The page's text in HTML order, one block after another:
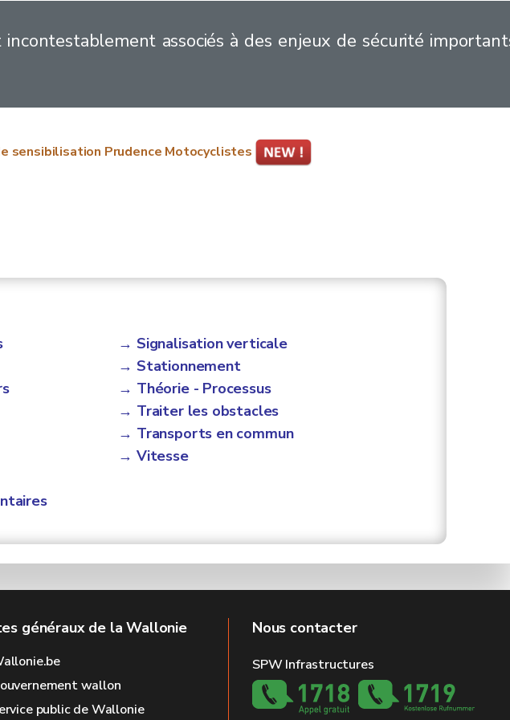
associés à des enjeux de sécurité
sensibilisation Prudence Motocyclistes
→ Signalisation verticale
→ Stationnement
→ Théorie - Processus
→ Traiter les obstacles
→ Transports en commun
→ Vitesse
généraux de la Wallonie
wallon
public de Wallonie
Nous contacter
SPW Infrastructures